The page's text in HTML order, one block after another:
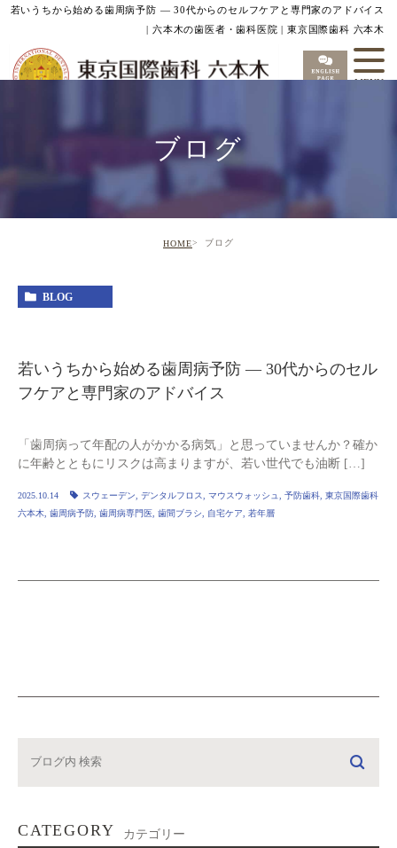
若いうちから始める歯周病予防 — 30代からのセルフケアと専門家のアドバイス
| 六本木の歯医者・歯科医院 | 東京国際歯科 六本木
ブログ
HOME ブログ
BLOG
若いうちから始める歯周病予防 — 30代からのセル
フケアと専門家のアドバイス
「歯周病って年配の人がかかる病気」と思っていませんか？確か
に年齢とともにリスクは高まりますが、若い世代でも油断 […]
2025.10.14 スウェーデン デンタルフロス マウスウォッシュ 予防歯科 東京国際歯科
六本木 歯周病予防 歯周病専門医 歯間ブラシ 自宅ケア 若年層
CATEGORY カテゴリー